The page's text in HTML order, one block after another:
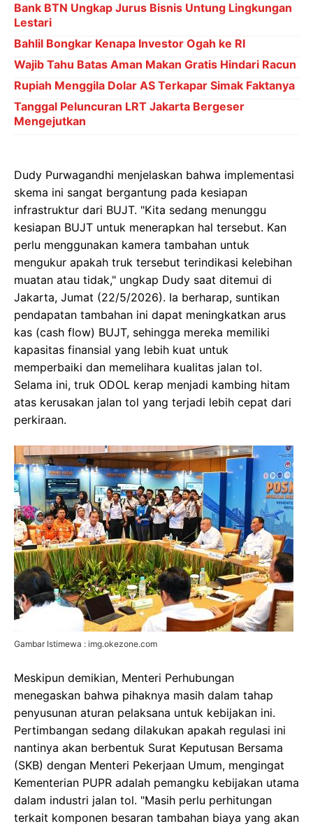
Bank BTN Ungkap Jurus Bisnis Untung Lingkungan
Lestari
Bahlil Bongkar Kenapa Investor Ogah ke RI
Wajib Tahu Batas Aman Makan Gratis Hindari Racun
Rupiah Menggila Dolar AS Terkapar Simak Faktanya
Tanggal Peluncuran LRT Jakarta Bergeser
Mengejutkan
Dudy Purwagandhi menjelaskan bahwa implementasi
skema ini sangat bergantung pada kesiapan
infrastruktur dari BUJT. "Kita sedang menunggu
kesiapan BUJT untuk menerapkan hal tersebut. Kan
perlu menggunakan kamera tambahan untuk
mengukur apakah truk tersebut terindikasi kelebihan
muatan atau tidak," ungkap Dudy saat ditemui di
Jakarta, Jumat (22/5/2026). Ia berharap, suntikan
pendapatan tambahan ini dapat meningkatkan arus
kas (cash flow) BUJT, sehingga mereka memiliki
kapasitas finansial yang lebih kuat untuk
memperbaiki dan memelihara kualitas jalan tol.
Selama ini, truk ODOL kerap menjadi kambing hitam
atas kerusakan jalan tol yang terjadi lebih cepat dari
perkiraan.
Gambar Istimewa : img.okezone.com
Meskipun demikian, Menteri Perhubungan
menegaskan bahwa pihaknya masih dalam tahap
penyusunan aturan pelaksana untuk kebijakan ini.
Pertimbangan sedang dilakukan apakah regulasi ini
nantinya akan berbentuk Surat Keputusan Bersama
(SKB) dengan Menteri Pekerjaan Umum, mengingat
Kementerian PUPR adalah pemangku kebijakan utama
dalam industri jalan tol. "Masih perlu perhitungan
terkait komponen besaran tambahan biaya yang akan